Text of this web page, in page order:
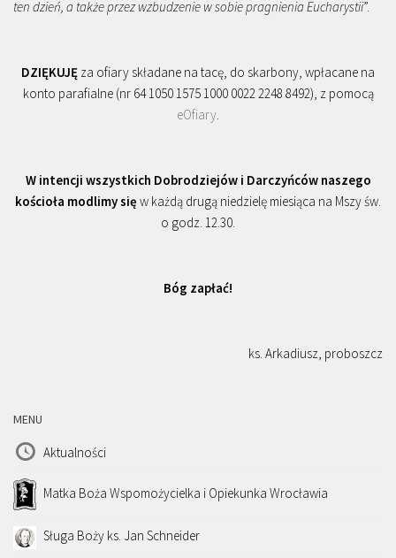
ten dzień, a także przez wzbudzenie w sobie pragnienia Eucharystii”.
DZIĘKUJĘ za ofiary składane na tacę, do skarbony, wpłacane na
konto parafialne (nr 64 1050 1575 1000 0022 2248 8492), z pomocą
eOfiary.
W intencji wszystkich Dobrodziejów i Darczyńców naszego
kościoła modlimy się w każdą drugą niedzielę miesiąca na Mszy św.
o godz. 12.30.
Bóg zapłać!
ks. Arkadiusz, proboszcz
MENU
Aktualności
Matka Boża Wspomożycielka i Opiekunka Wrocławia
Sługa Boży ks. Jan Schneider